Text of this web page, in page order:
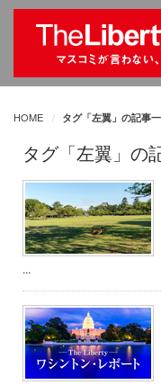
HOME タグ「左翼」の記事
タグ「左翼」の
...